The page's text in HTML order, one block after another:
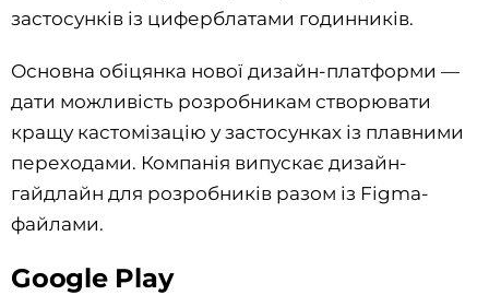
застосунків із циферблатами годинників.
Основна обіцянка нової дизайн-платформи —
дати можливість розробникам створювати
кращу кастомізацію у застосунках із плавними
переходами. Компанія випускає дизайн-
гайдлайн для розробників разом із Figma-
файлами.
Google Play